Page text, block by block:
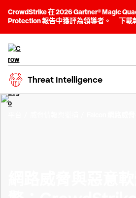
CrowdStrike 在 2026 Gartner® Magic
Protection 報告中獲評為領導者。
下載
Threat Intelligence